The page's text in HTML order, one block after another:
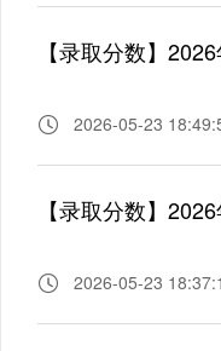
【录取分数】
2026-05-23
【录取分数】
2026-05-23